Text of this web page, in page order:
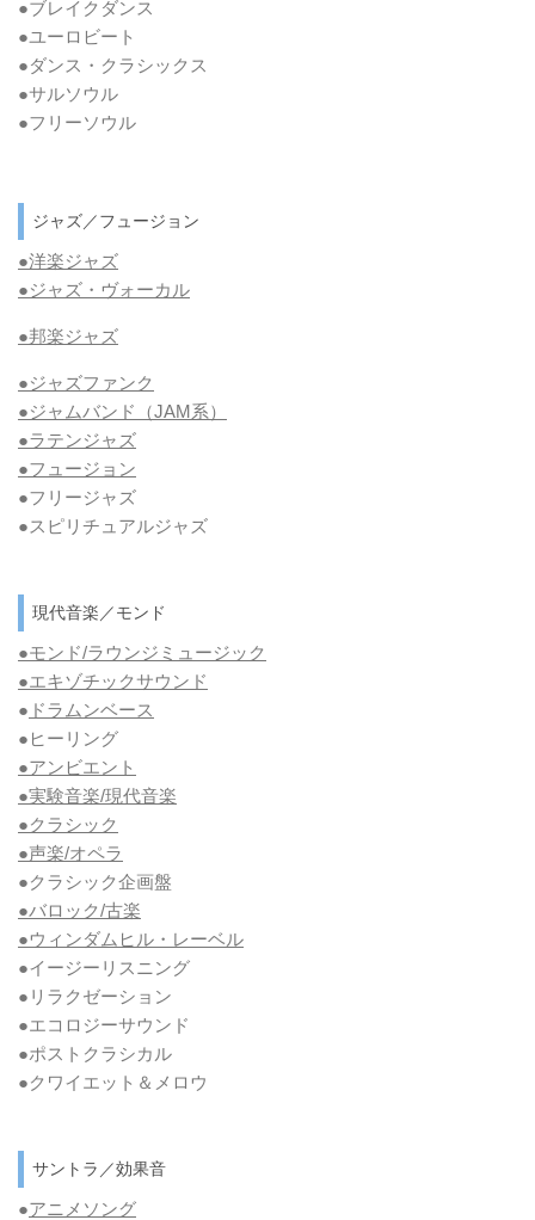
●ブレイクダンス
●ユーロビート
●ダンス・クラシックス
●サルソウル
●フリーソウル
ジャズ／フュージョン
●洋楽ジャズ
●ジャズ・ヴォーカル
●邦楽ジャズ
●ジャズファンク
●ジャムバンド（JAM系）
●ラテンジャズ
●フュージョン
●フリージャズ
●スピリチュアルジャズ
現代音楽／モンド
●モンド/ラウンジミュージック
●エキゾチックサウンド
● ドラムンベース
●ヒーリング
●アンビエント
●実験音楽/現代音楽
●クラシック
●声楽/オペラ
●クラシック企画盤
●バロック/古楽
●ウィンダムヒル・レーベル
●イージーリスニング
●リラクゼーション
●エコロジーサウンド
●ポストクラシカル
●クワイエット＆メロウ
サントラ／効果音
●アニメソング